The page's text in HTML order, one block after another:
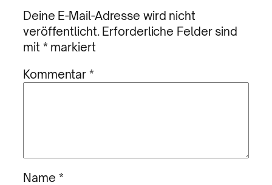
Deine E-Mail-Adresse wird nicht
veröffentlicht. Erforderliche Felder sind
mit * markiert
Kommentar*
Name *